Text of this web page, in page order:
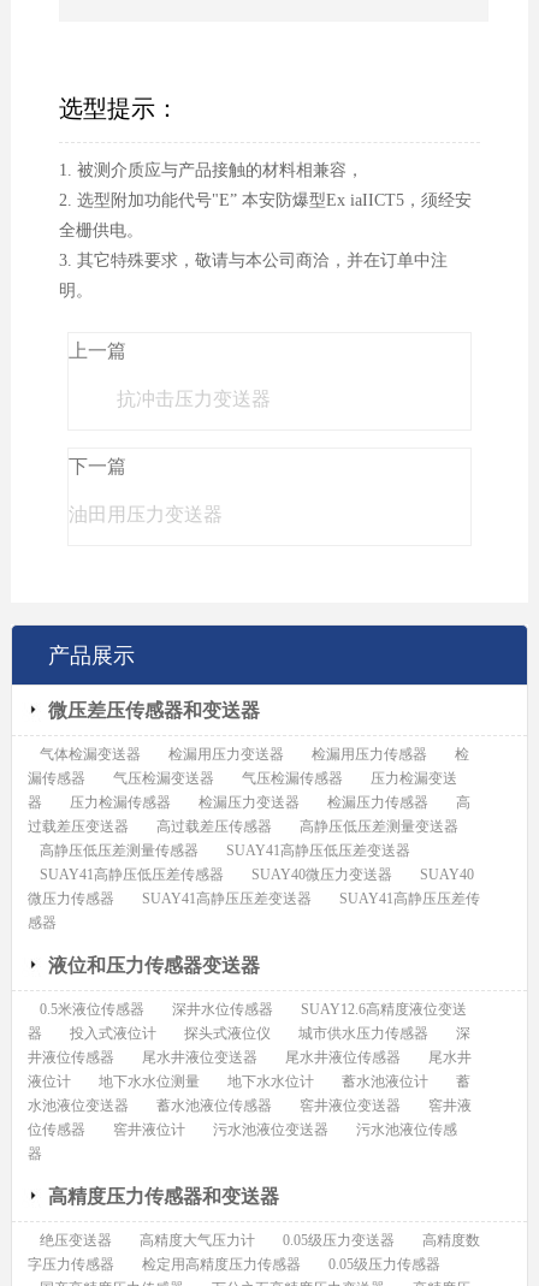
选型提示：
1. 被测介质应与产品接触的材料相兼容，
2. 选型附加功能代号"E” 本安防爆型Ex iaIICT5，须经安
全栅供电。
3. 其它特殊要求，敬请与本公司商洽，并在订单中注
明。
上一篇
抗冲击压力变送器
下一篇
油田用压力变送器
产品展示
微压差压传感器和变送器
气体检漏变送器 检漏用压力变送器 检漏用压力传感器
检
漏传感器
气压检漏变送器 气压检漏传感器
压力检漏变送
器
压力检漏传感器 检漏压力变送器 检漏压力传感器
高
过载差压变送器
高过载差压传感器
高静压低压差测量变送器
高静压低压差测量传感器
SUAY41高静压低压差变送器
SUAY41高静压低压差传感器
SUAY40微压力变送器
SUAY40
微压力传感器
SUAY41高静压压差变送器
SUAY41高静压压差传
感器
液位和压力传感器变送器
0.5米液位传感器 深井水位传感器
SUAY12.6高精度液位变送
器
投入式液位计 探头式液位仪 城市供水压力传感器
深
井液位传感器
尾水井液位变送器 尾水井液位传感器
尾水井
液位计
地下水水位测量 地下水水位计 蓄水池液位计
蓄
水池液位变送器
蓄水池液位传感器 窖井液位变送器
窖井液
位传感器
窖井液位计 污水池液位变送器
污水池液位传感
器
高精度压力传感器和变送器
绝压变送器 高精度大气压力计 0.05级压力变送器
高精度数
字压力传感器
检定用高精度压力传感器
0.05级压力传感器